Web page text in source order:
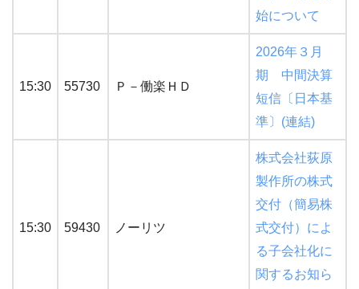
始について
15:30 55730 Ｐ－働楽ＨＤ
2026年３月
期 中間決算
短信〔日本基
準〕(連結)
15:30 59430 ノーリツ
株式会社荻原
製作所の株式
交付（簡易株
式交付）によ
る子会社化に
関するお知ら